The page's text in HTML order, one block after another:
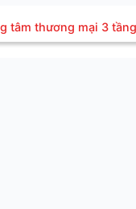
tâm thương mại 3 tầng